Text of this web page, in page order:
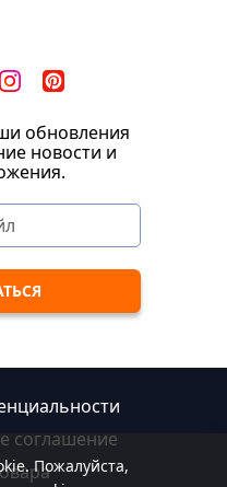
Пожалуйста,
обновления
новости и
соглашение